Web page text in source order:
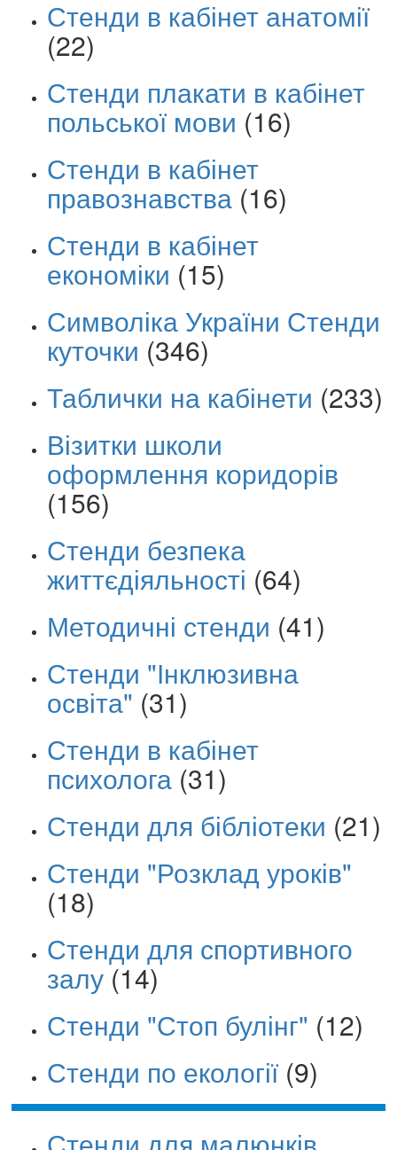
Стенди в кабінет анатомії
(22)
Стенди плакати в кабінет
польської мови (16)
Стенди в кабінет
правознавства (16)
Стенди в кабінет
економіки (15)
Символіка України Стенди
куточки (346)
Таблички на кабінети (233)
Візитки школи
оформлення коридорів
(156)
Стенди безпека
життєдіяльності (64)
Методичні стенди (41)
Стенди "Інклюзивна
освіта" (31)
Стенди в кабінет
психолога (31)
Стенди для бібліотеки (21)
Стенди "Розклад уроків"
(18)
Стенди для спортивного
залу(14)
Стенди "Стоп булінг" (12)
Стенди по екології (9)